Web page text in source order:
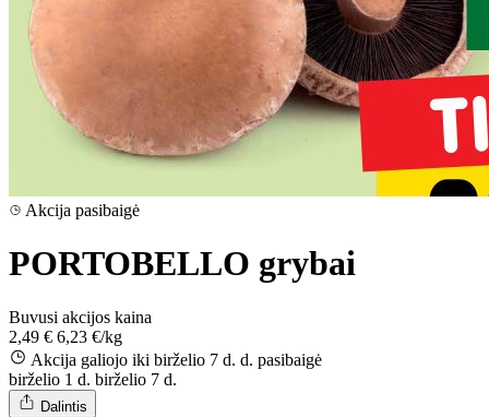
Akcija pasibaigė
PORTOBELLO grybai
Buvusi akcijos kaina
2,49 € 6,23 €/kg
Akcija galiojo iki birželio 7 d. d. pasibaigė
birželio 1 d. birželio 7 d.
Dalintis